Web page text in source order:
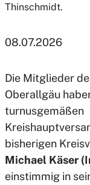
Thinschmidt.
08.07.2026
Die Mitglieder
Oberallgäu
turnusgemäßen
bisherigen
Michael Käser
einstimmig in